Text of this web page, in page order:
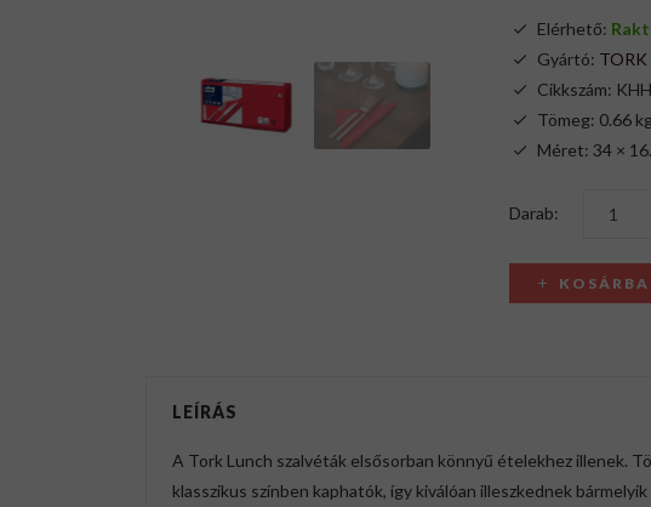
Elérhető:
Gyártó: TORK
Cikkszám:
Tömeg: 0.66
Méret: 34 ×
Darab:
KOSÁRBA
LEÍRÁS
A Tork Lunch szalvéták elsősorban könnyű ételekhez illenek.
klasszikus színben kaphatók, így kiválóan illeszkednek